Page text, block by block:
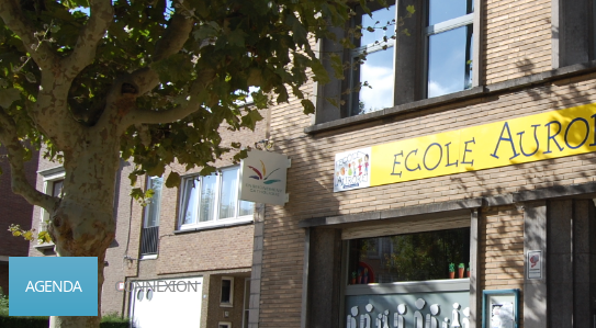
AGENDA CONNEXION